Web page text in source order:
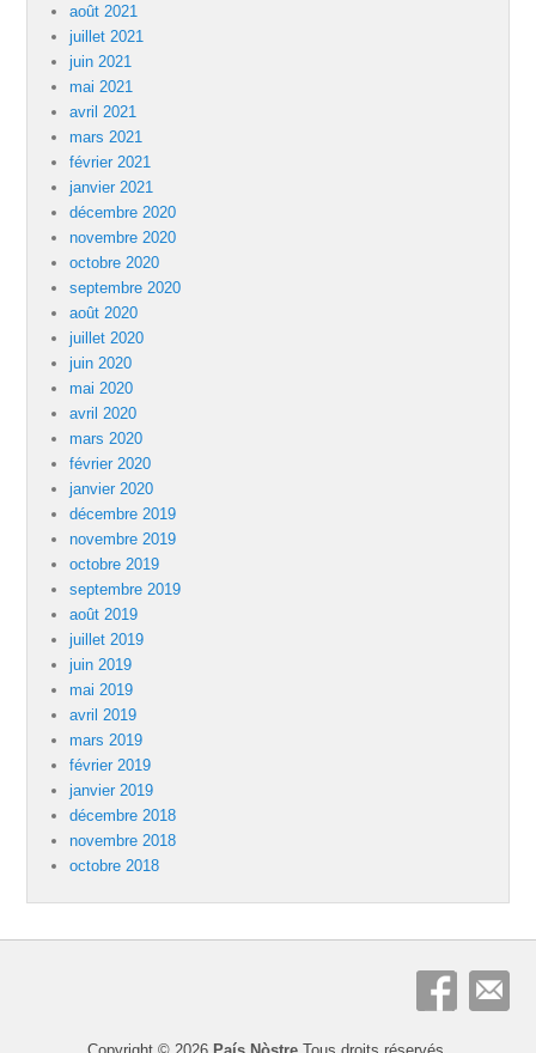
août 2021
juillet 2021
juin 2021
mai 2021
avril 2021
mars 2021
février 2021
janvier 2021
décembre 2020
novembre 2020
octobre 2020
septembre 2020
août 2020
juillet 2020
juin 2020
mai 2020
avril 2020
mars 2020
février 2020
janvier 2020
décembre 2019
novembre 2019
octobre 2019
septembre 2019
août 2019
juillet 2019
juin 2019
mai 2019
avril 2019
mars 2019
février 2019
janvier 2019
décembre 2018
novembre 2018
octobre 2018